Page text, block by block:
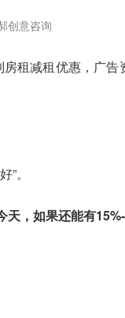
创意咨询
租减租优惠，广
。
，如果还能有